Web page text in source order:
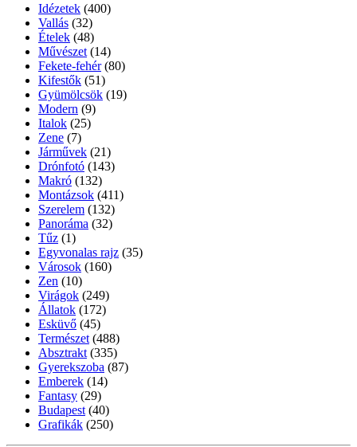
Idézetek (400)
Vallás (32)
Ételek (48)
Művészet (14)
Fekete-fehér (80)
Kifestők (51)
Gyümölcsök (19)
Modern (9)
Italok (25)
Zene (7)
Járművek (21)
Drónfotó (143)
Makró (132)
Montázsok (411)
Szerelem (132)
Panoráma (32)
Tűz (1)
Egyvonalas rajz (35)
Városok (160)
Zen (10)
Virágok (249)
Állatok (172)
Esküvő (45)
Természet (488)
Absztrakt (335)
Gyerekszoba (87)
Emberek (14)
Fantasy (29)
Budapest (40)
Grafikák (250)